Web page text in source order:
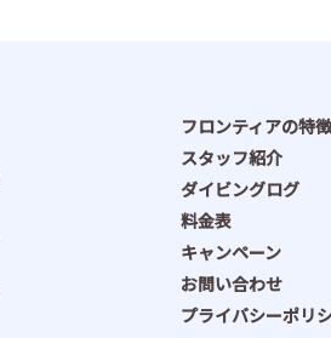
フロンティアの特徴
スタッフ紹介
ダイビングログ
料金表
キャンペーン
お問い合わせ
プライバシーポリ